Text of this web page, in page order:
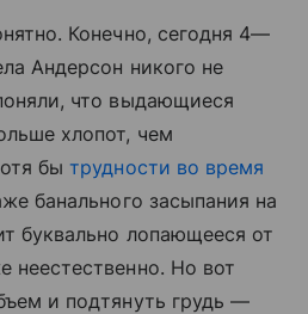
Конечно, сегодня 4—
Андерсон никого не
что выдающиеся
хлопот, чем
бытрудности во время
банального засыпания на
буквально лопающееся от
неестественно. Но вот
и подтянуть грудь —